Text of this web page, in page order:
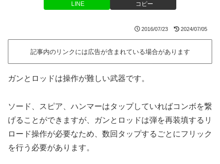
LINE コピー
2016/07/23 2024/07/05
記事内のリンクには広告が含まれている場合があります
ガンとロッドは操作が難しい武器です。
ソード、スピア、ハンマーはタップしていればコンボを繋
げることができますが、ガンとロッドは弾を再装填するリ
ロード操作が必要なため、数回タップするごとにフリック
を行う必要があります。